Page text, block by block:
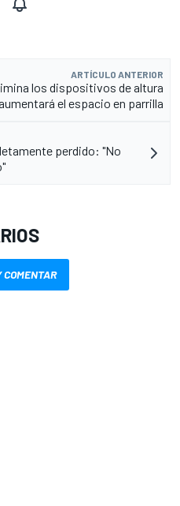
ARTÍCULO ANTERIOR
los dispositivos de altura
el espacio en parrilla
perdido: "No
COMENTAR